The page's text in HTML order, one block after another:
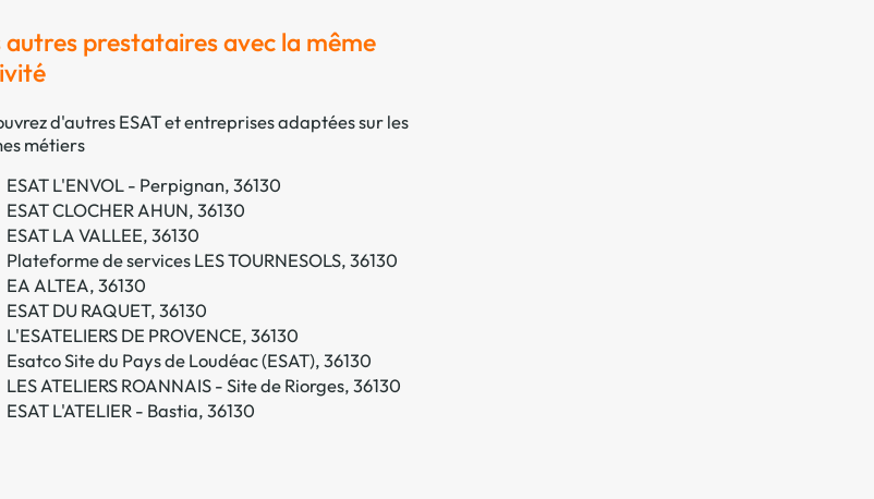
autres prestataires avec la même
d'autres ESAT et entreprises adaptées sur les
métiers
ESAT L'ENVOL - Perpignan, 36130
ESAT CLOCHER AHUN, 36130
ESAT LA VALLEE, 36130
Plateforme de services LES TOURNESOLS, 36130
EA ALTEA, 36130
ESAT DU RAQUET, 36130
L'ESATELIERS DE PROVENCE, 36130
Esatco Site du Pays de Loudéac (ESAT), 36130
LES ATELIERS ROANNAIS - Site de Riorges, 36130
ESAT L'ATELIER - Bastia, 36130